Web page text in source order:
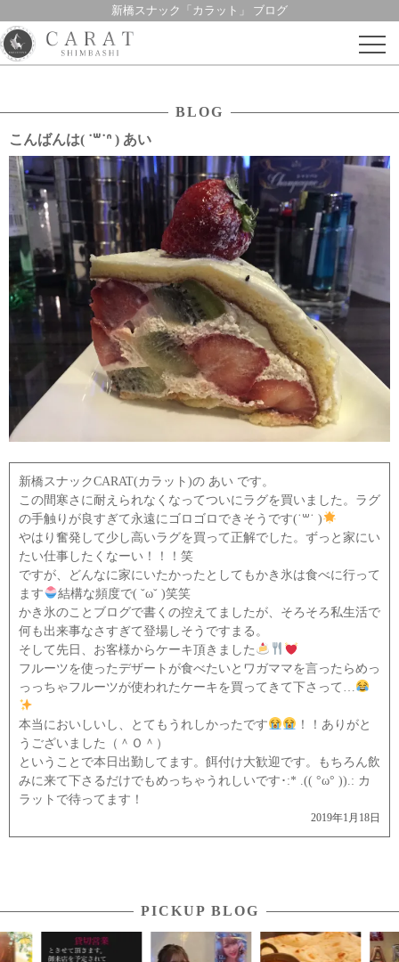
新橋スナック「カラット」 ブログ
Skip
BLOG
こんばんは( ˙꒳​˙ᐢ ) あい
新橋スナックCARAT(カラット)の あい です。
この間寒さに耐えられなくなってついにラグを買いました。ラグ
の手触りが良すぎて永遠にゴロゴロできそうです(˙꒳​˙ )
やはり奮発して少し高いラグを買って正解でした。ずっと家にい
たい仕事したくなーい！！！笑
ですが、どんなに家にいたかったとしてもかき氷は食べに行って
ます
結構な頻度で( ˘ω˘ )笑笑
かき氷のことブログで書くの控えてましたが、そろそろ私生活で
何も出来事なさすぎて登場しそうですまる。
そして先日、お客様からケーキ頂きました
フルーツを使ったデザートが食べたいとワガママを言ったらめっ
っっちゃフルーツが使われたケーキを買ってきて下さって…
本当においしいし、とてもうれしかったです
！！ありがと
うございました（＾Ｏ＾）
ということで本日出勤してます。餌付け大歓迎です。もちろん飲
みに来て下さるだけでもめっちゃうれしいです･:* .(( °ω° )).: カ
ラットで待ってます！
2019年1月18日
PICKUP BLOG